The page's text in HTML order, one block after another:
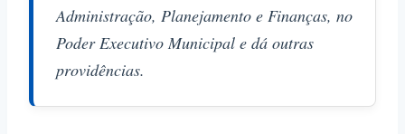
Administração, Planejamento e Finanças, no
Poder Executivo Municipal e dá outras
providências.